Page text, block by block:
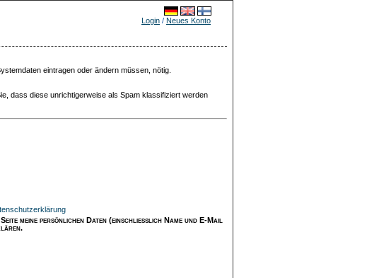
Login / Neues Konto
eintragen oder ändern müssen, nötig.
dass diese unrichtigerweise als Spam klassifiziert werden
meine persönlichen Daten (einschließlich Name und E-Mail